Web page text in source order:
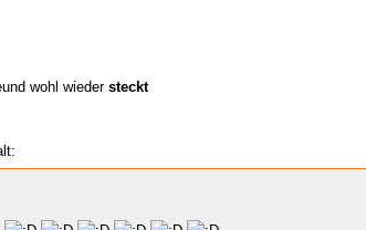
wohl wiedersteckt